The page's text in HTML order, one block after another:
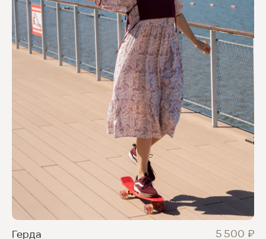
Герда 5 500 ₽
Политика конфиденциальности
Разработка сайта
Evgeniya Shkalikova designer clothing (c) Авторские права защищены